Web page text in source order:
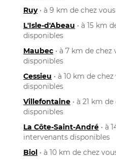
Ruy• à 9 km de chez
L'Isle-d'Abeau • à 15 km
disponibles
Maubec • à 7 km de
disponibles
Cessieu • à 10 km de
disponibles
Villefontaine • à 21 km
disponibles
La Côte-Saint-André • à
intervenants disponibles
Biol • à 10 km de chez